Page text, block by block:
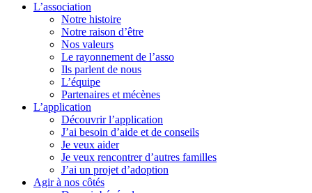
L’association
Notre histoire
Notre raison d’être
Nos valeurs
Le rayonnement de l’asso
Ils parlent de nous
L’équipe
Partenaires et mécènes
L’application
Découvrir l’application
J’ai besoin d’aide et de conseils
Je veux aider
Je veux rencontrer d’autres familles
J’ai un projet d’adoption
Agir à nos côtés